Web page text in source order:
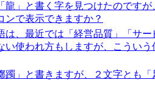
龍」と書く字を見つけたのです
で表示できますか？
は、最近では「経営品質」「サ
い使われ方もしますが、こうい
躅」と書きますが、２文字とも